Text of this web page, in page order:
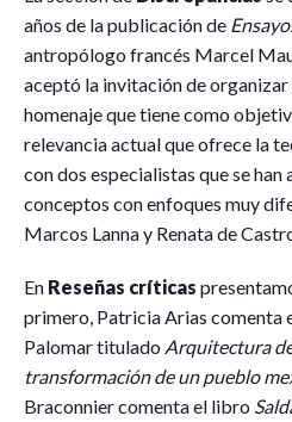
años de la publicación de
antropólogo francés Marcel
aceptó la invitación de organizar
homenaje que tiene como
relevancia actual que ofrece la
con dos especialistas que se han
conceptos con enfoques muy
Marcos Lanna y Renata de
En Reseñas críticas
primero, Patricia Arias comenta
Palomar titulado Arquitectura
transformación de un pueblo
Braconnier comenta el libro